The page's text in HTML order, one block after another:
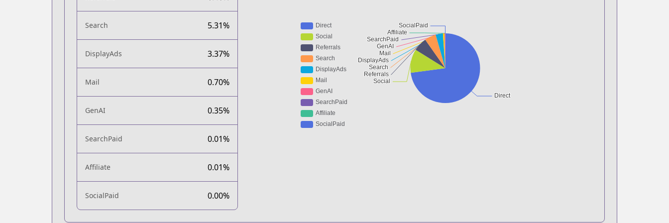
Search 5.31%
DisplayAds 3.37%
Mail 0.70%
GenAI 0.35%
SearchPaid 0.01%
Affiliate 0.01%
SocialPaid 0.00%